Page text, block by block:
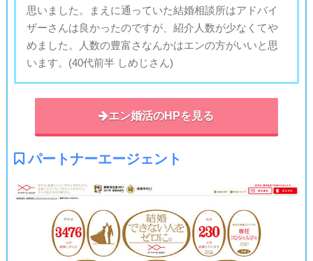
思いました。まえに通っていた結婚相談所はアドバイ
ザーさんは良かったのですが、紹介人数が少なくてや
めました。人数の豊富さなんかはエンの方がいいと思
います。(40代前半 しめじさん)
エン婚活のHPを見る
パートナーエージェント